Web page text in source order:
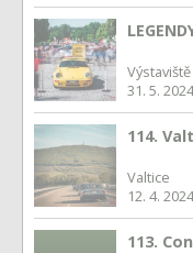
31. 5.
114.
Valtice
12. 4.
113.